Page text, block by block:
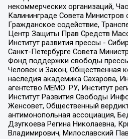
некоммерческих организаций,
Калининграде Совета Министров
Гражданское содействие,
Центр Защиты Прав Средств
Институт развития прессы -
Санкт-Петербурге Совета
Фонд поддержки свободы
Человек и Закон, Общественная
наследия академика Сахарова,
агентство МЕМО. РУ, Институт
Институт Развития Свободы
Женсовет, Общественный
антимонопольная ассоциация,
Дзугкоева Регина Николаевна,
Владимирович, Милославский